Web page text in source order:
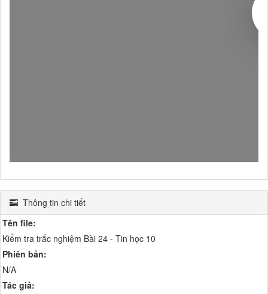
Thông tin chi tiết
Tên file:
Kiểm tra trắc nghiệm Bài 24 - Tin học 10
Phiên bản:
N/A
Tác giả: